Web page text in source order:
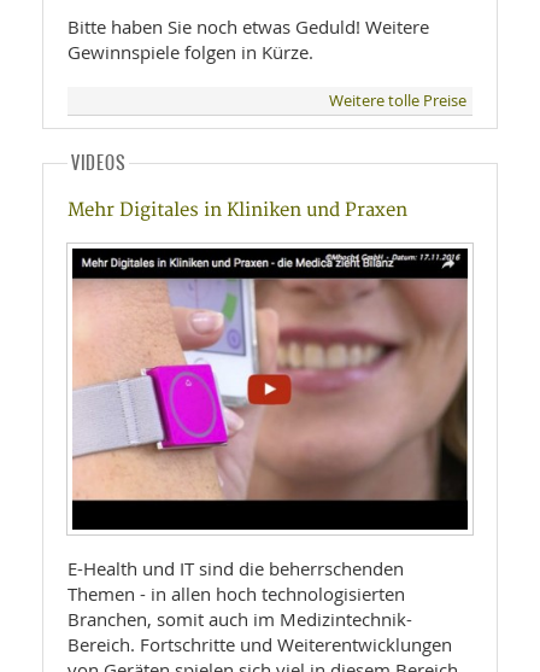
Bitte haben Sie noch etwas Geduld! Weitere
Gewinnspiele folgen in Kürze.
Weitere tolle Preise
VIDEOS
Mehr Digitales in Kliniken und Praxen
E-Health und IT sind die beherrschenden
Themen - in allen hoch technologisierten
Branchen, somit auch im Medizintechnik-
Bereich. Fortschritte und Weiterentwicklungen